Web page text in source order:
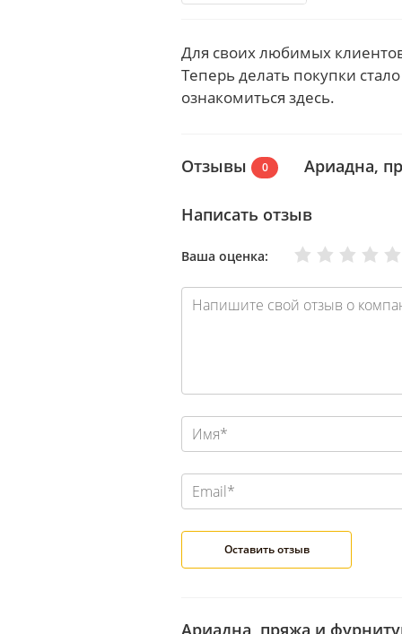
Для своих любимых
Теперь делать покупки
ознакомиться здесь.
Отзывы 0 Ариадна,
Написать отзыв
Ваша оценка: Отлично
Хорошо
Нормально
Плохо
Очень плохо